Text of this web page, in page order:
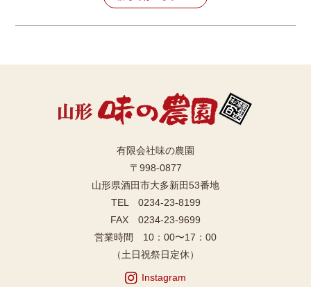
有限会社味の農園
〒998-0877
山形県酒田市大多新田53番地
TEL 0234-23-8199
FAX 0234-23-9699
営業時間 10：00〜17：00
（土日祝祭日定休）
Instagram